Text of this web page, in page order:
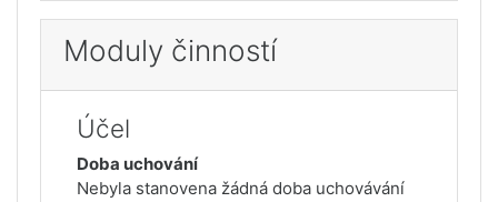
Moduly činností
Účel
Doba uchování
Nebyla stanovena žádná doba uchovávání